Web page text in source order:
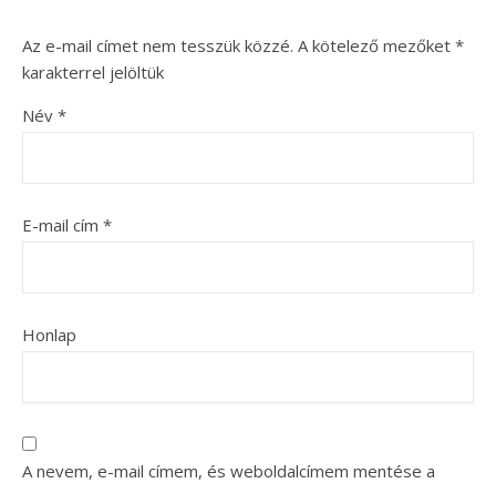
Az e-mail címet nem tesszük közzé. A kötelező mezőket *
karakterrel jelöltük
Név *
E-mail cím *
Honlap
A nevem, e-mail címem, és weboldalcímem mentése a